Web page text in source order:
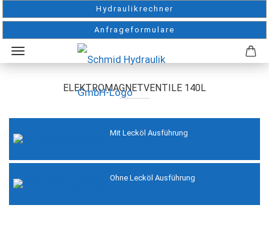
Hydraulikrechner
Anfrageformulare
ELEKTROMAGNETVENTILE 140L
Mit Lecköl Ausführung
Ohne Lecköl Ausführung